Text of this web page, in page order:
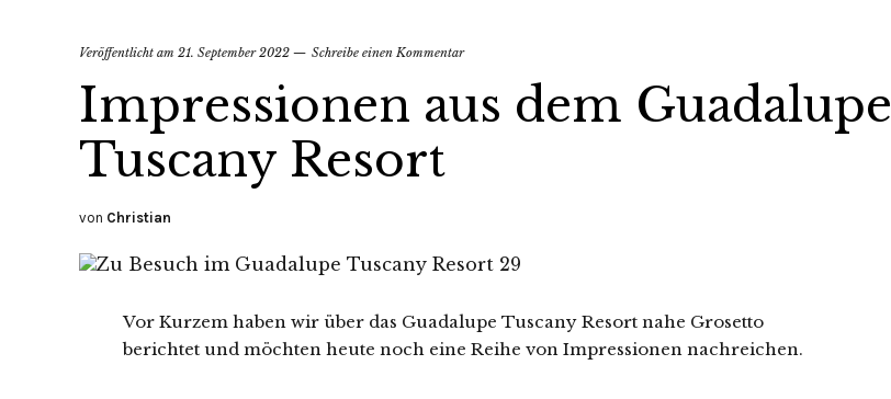
Veröffentlicht am 21. September 2022 Schreibe einen Kommentar
Impressionen aus dem Guadalupe
Tuscany Resort
von Christian
Vor Kurzem haben wir über das Guadalupe Tuscany Resort nahe Grosetto
berichtet und möchten heute noch eine Reihe von Impressionen nachreichen.